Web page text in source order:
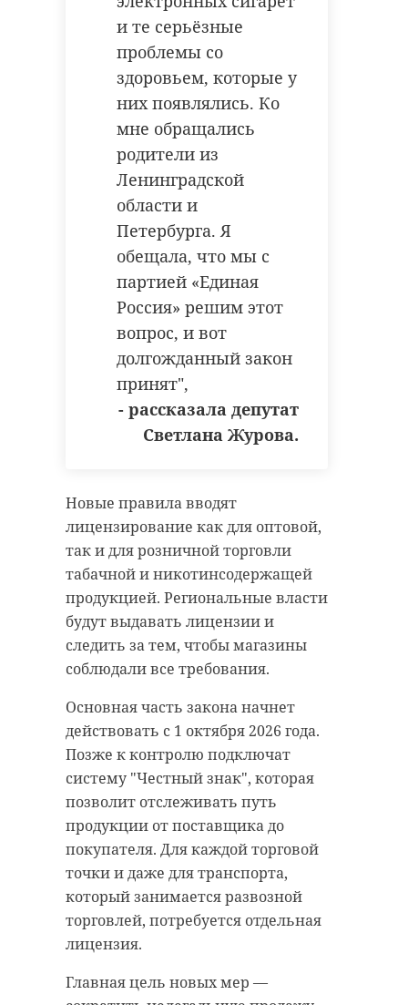
и те серьёзные
проблемы со
здоровьем, которые у
них появлялись. Ко
мне обращались
родители из
Ленинградской
области и
Петербурга. Я
обещала, что мы с
партией «Единая
Россия» решим этот
вопрос, и вот
долгожданный закон
принят",
- рассказала депутат
Светлана Журова.
Новые правила вводят
лицензирование как для оптовой,
так и для розничной торговли
табачной и никотинсодержащей
продукцией. Региональные власти
будут выдавать лицензии и
следить за тем, чтобы магазины
соблюдали все требования.
Основная часть закона начнет
действовать с 1 октября 2026 года.
Позже к контролю подключат
систему "Честный знак", которая
позволит отслеживать путь
продукции от поставщика до
покупателя. Для каждой торговой
точки и даже для транспорта,
который занимается развозной
торговлей, потребуется отдельная
лицензия.
Главная цель новых мер —